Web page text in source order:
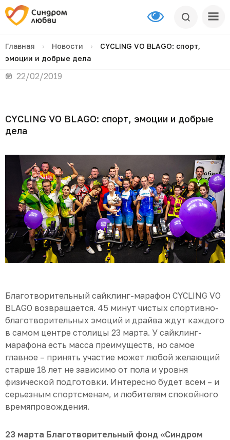
Главная › Новости ›
CYCLING VO BLAGO: спорт,
эмоции и добрые дела
22/02/2019
CYCLING VO BLAGO: спорт, эмоции и добрые
дела
Благотворительный сайклинг-марафон CYCLING VO
BLAGO возвращается. 45 минут чистых спортивно-
благотворительных эмоций и драйва ждут каждого
в самом центре столицы 23 марта. У сайклинг-
марафона есть масса преимуществ, но самое
главное – принять участие может любой желающий
старше 18 лет не зависимо от пола и уровня
физической подготовки. Интересно будет всем – и
серьезным спортсменам, и любителям спокойного
времяпровождения.
23 марта Благотворительный фонд «Синдром